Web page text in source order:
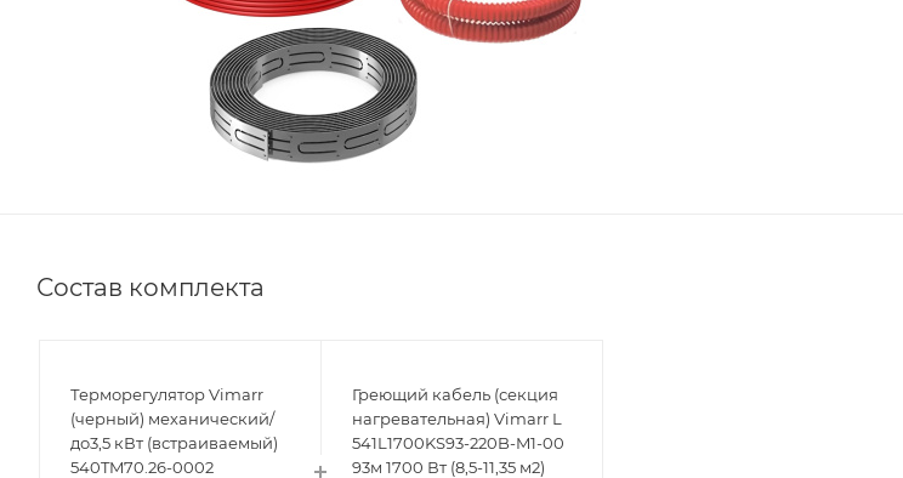
Состав комплекта
Терморегулятор Vimarr
(черный) механический/
до3,5 кВт (встраиваемый)
540TM70.26-0002
Греющий кабель (секция
нагревательная) Vimarr L
541L1700KS93-220B-M1-00
93м 1700 Вт (8,5-11,35 м2)